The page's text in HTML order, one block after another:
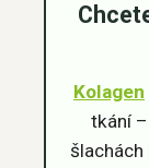
Kolagen
tkání –
šlachách